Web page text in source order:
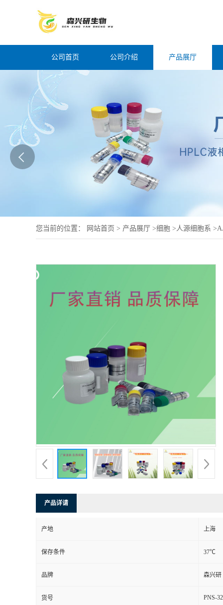
公司首页 公司介绍 产品展厅
您当前的位置： 网站首页 > 产品展厅 >细胞 >人源细胞系 >
产品详请
产地 上海
保存条件 37℃
品牌 森兴研
货号 PNS-